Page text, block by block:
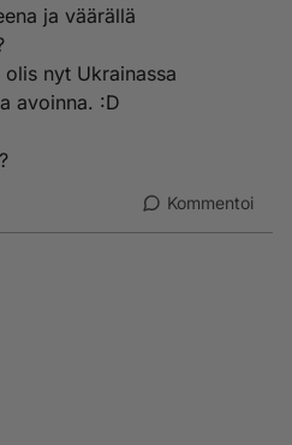
ja väärällä
nyt Ukrainassa
avoinna. :D
Kommentoi